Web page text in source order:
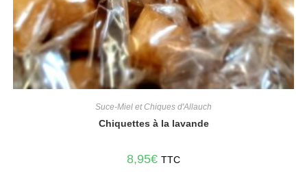
Suce-Miel et Chiques d'Allauch
Chiquettes à la lavande
8,95€ TTC